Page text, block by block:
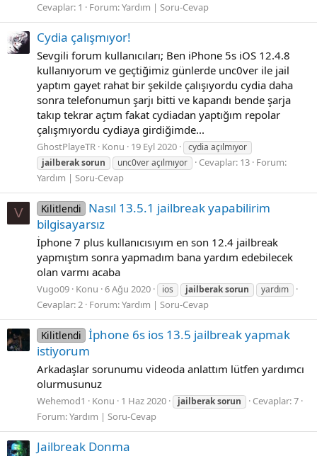
Cevaplar: 1 Forum:Yardım | Soru-Cevap
Cydia çalışmıyor!
Sevgili forum kullanıcıları; Ben iPhone 5s iOS 12.4.8
kullanıyorum ve geçtiğimiz günlerde unc0ver ile jail
yaptım gayet rahat bir şekilde çalışıyordu cydia daha
sonra telefonumun şarjı bitti ve kapandı bende şarja
takıp tekrar açtım fakat cydiadan yaptığım repolar
çalışmıyordu cydiaya girdiğimde...
GhostPlayeTR Konu 19 Eyl 2020
cydia açılmıyor
jailberaksorun unc0ver açılmıyor Cevaplar: 13 Forum:
Yardım | Soru-Cevap
V Kilitlendi
Nasıl 13.5.1 jailbreak yapabilirim
bilgisayarsız
İphone 7 plus kullanıcısıyım en son 12.4 jailbreak
yapmıştım sonra yapmadım bana yardım edebilecek
olan varmı acaba
Vugo09 Konu 6 Ağu 2020 ios jailberaksorun yardım
Cevaplar: 2 Forum:Yardım | Soru-Cevap
Kilitlendi İphone 6s ios 13.5 jailbreak yapmak
istiyorum
Arkadaşlar sorunumu videoda anlattım lütfen yardımcı
olurmusunuz
Wehemod1 Konu 1 Haz 2020 jailberaksorun
Cevaplar: 7
Forum:Yardım | Soru-Cevap
Jailbreak Donma